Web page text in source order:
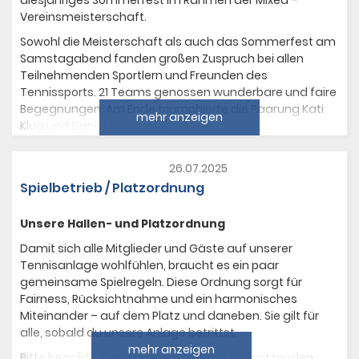
AnträgeAnträge bitte schriftlich bis zum
26.02.2026an unseren
Wolf
Wir freuen uns sehr, wenn viele von euch dabei sind.
Lasst uns gemeinsam etwas bewegen!
Euer Vorstand des TSC 1972 Saulheim e.V.
Vereinsmeisterschaft.
Sowohl die Meisterschaft als auch das Sommerfest am
Samstagabend fanden großen Zuspruch bei allen
Teilnehmenden Sportlern und Freunden des
Tennissports. 21 Teams genossen wunderbare und faire
Begegnungen. Am Ende triumphierte die Paarung Kati
Klug und Daniel Schmauch.
langjähriger Mitglieder des Vereins, von denen einige
bereits seit über 50 Jahren den Verein begleiten.
auch altbekannte Gesichter wieder treffen, sich
austauschen und über die guten, alten Zeiten plaudern.
Alles in allem freut sich die Gemeinschaft des TSC über
ein gelungenes Wochenende bei tollem Wetter.
Es war ein voller Erfolg.
mehr anzeigen
26.07.2025
Spielbetrieb / Platzordnung
Unsere Hallen- und Platzordnung
Damit sich alle Mitglieder und Gäste auf unserer
Tennisanlage wohlfühlen, braucht es ein paar
gemeinsame Spielregeln. Diese Ordnung sorgt für
Fairness, Rücksichtnahme und ein harmonisches
Miteinander – auf dem Platz und daneben. Sie gilt für
alle, sobald du unsere Anlage betrittst.
mehr anzeigen